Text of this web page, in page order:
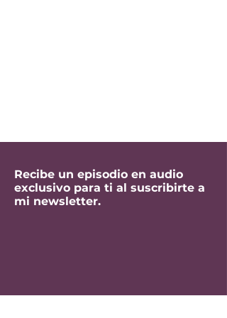
Recibe un episodio en audio
exclusivo para ti al suscribirte a
mi newsletter.